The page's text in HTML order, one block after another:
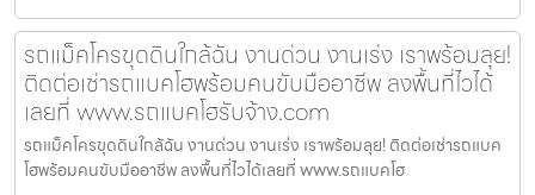
รถแม็คโครขุดดินใกล้ฉัน งานด่วน งานเร่ง เราพร้อมลุย!
ติดต่อเช่ารถแบคโฮพร้อมคนขับมืออาชีพ ลงพื้นที่ไวได้
เลยที่ www.รถแบคโฮรับจ้าง.com
รถแม็คโครขุดดินใกล้ฉัน งานด่วน งานเร่ง เราพร้อมลุย! ติดต่อเช่ารถแบค
โฮพร้อมคนขับมืออาชีพ ลงพื้นที่ไวได้เลยที่ www.รถแบคโฮ